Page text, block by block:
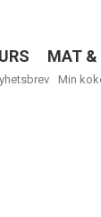
MAT &
Min